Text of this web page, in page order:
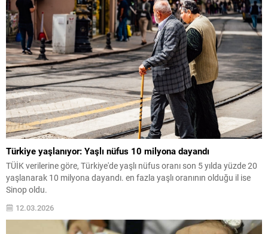
Türkiye yaşlanıyor: Yaşlı nüfus 10 milyona dayandı
TÜİK verilerine göre, Türkiye'de yaşlı nüfus oranı son 5 yılda yüzde 20
yaşlanarak 10 milyona dayandı. en fazla yaşlı oranının olduğu il ise
Sinop oldu.
12.03.2026